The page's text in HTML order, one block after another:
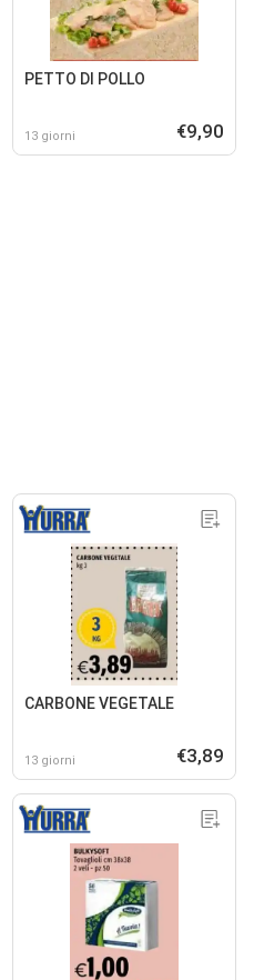
PETTO DI POLLO
13 giorni €9,90
CARBONE VEGETALE
13 giorni €3,89